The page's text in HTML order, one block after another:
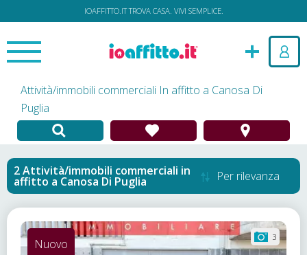
IOAFFITTO.IT TROVA CASA. VIVI SEMPLICE.
Attività/immobili commerciali In affitto a Canosa Di
Puglia
Attività/immobili commerciali in
affitto a Canosa Di Puglia Per rilevanza
3
Nuovo